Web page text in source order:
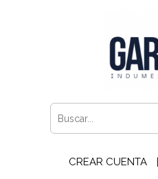
CREAR CUENTA